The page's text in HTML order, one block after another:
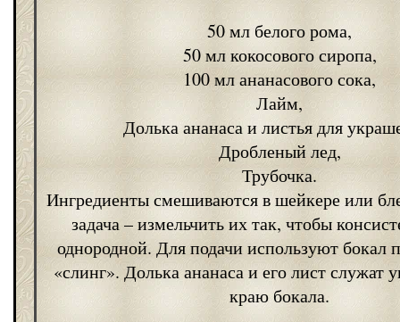
50 мл белого рома,
50 мл кокосового сиропа,
100 мл ананасового сока,
Лайм,
Долька ананаса и листья для
Дробленый лед,
Трубочка.
Ингредиенты смешиваются в шейкере или
задача – измельчить их так, чтобы
однородной. Для подачи используют бокал
«слинг». Долька ананаса и его лист служат
краю бокала.